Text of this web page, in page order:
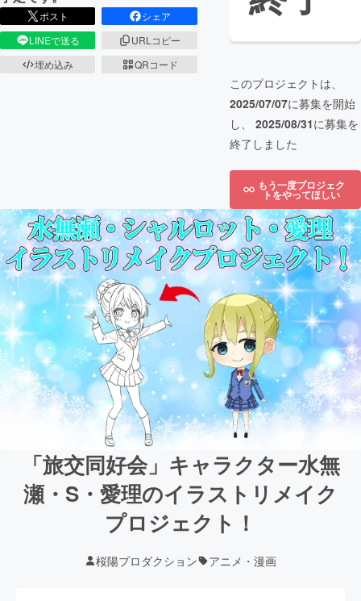
ポスト
シェア
LINEで送る
URLコピー
埋め込み
QRコード
このプロジェクトは、
2025/07/07に募集を開始
し、 2025/08/31に募集を
終了しました
もう一度プロジェク
トをやってほしい
「旅交同好会」キャラクター水無
瀬・S・愛理のイラストリメイク
プロジェクト！
桜陽プロダクション アニメ・漫画